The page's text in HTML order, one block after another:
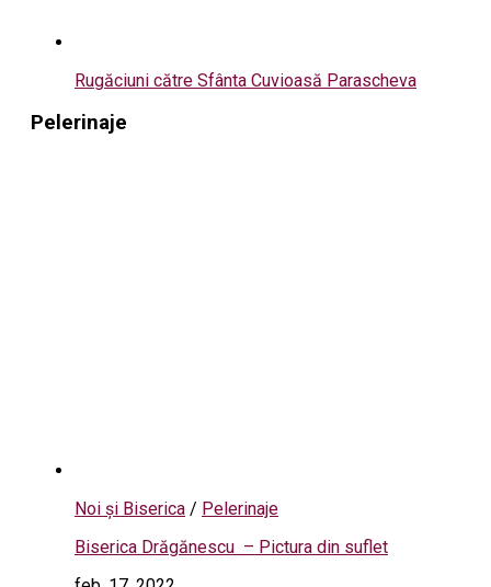
Rugăciuni către Sfânta Cuvioasă Parascheva
Pelerinaje
Noi și Biserica / Pelerinaje
Biserica Drăgănescu – Pictura din suflet